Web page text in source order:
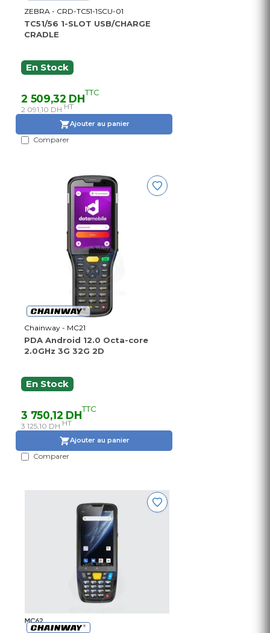
ZEBRA - CRD-TC51-1SCU-01
TC51/56 1-SLOT USB/CHARGE
CRADLE
En Stock
2 509,32 DHTTC
2 091,10 DH HT
Ajouter au panier
Comparer
Chainway - MC21
PDA Android 12.0 Octa-core
2.0GHz 3G 32G 2D
En Stock
3 750,12 DHTTC
3 125,10 DH HT
Ajouter au panier
Comparer